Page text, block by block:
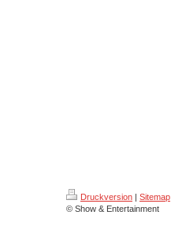
Druckversion | Sitemap
© Show & Entertainment